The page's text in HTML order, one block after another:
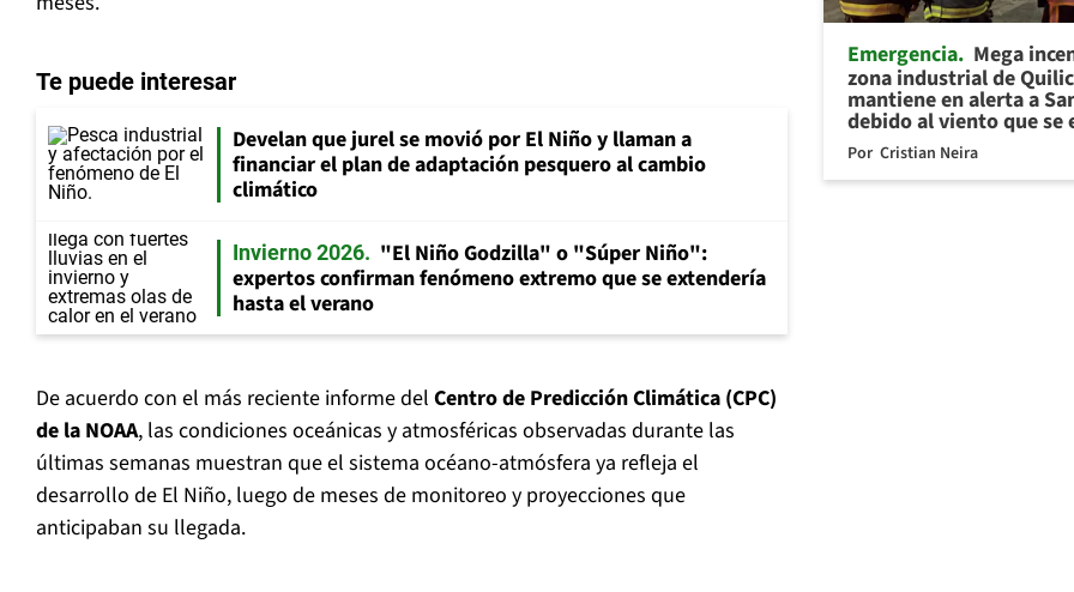
Te puede interesar
Develan que jurel se movió por El Niño y llaman a
financiar el plan de adaptación pesquero al cambio
climático
Invierno 2026
"El Niño Godzilla" o "Súper Niño":
expertos confirman fenómeno extremo que se extendería
hasta el verano
De acuerdo con el más reciente informe del Centro de Predicción Climática (CPC)
de la NOAA, las condiciones oceánicas y atmosféricas observadas durante las
últimas semanas muestran que el sistema océano-atmósfera ya refleja el
desarrollo de El Niño, luego de meses de monitoreo y proyecciones que
anticipaban su llegada.
Emergencia Mega
zona industrial de
mantiene en alerta a
debido al viento que se
Por Cristian Neira